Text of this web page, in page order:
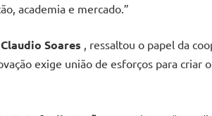
academia e mercado.”
Soares , ressaltou o papel da
exige união de esforços para criar